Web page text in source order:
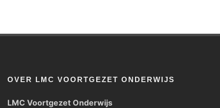
OVER LMC VOORTGEZET ONDERWIJS
LMC Voortgezet Onderwijs